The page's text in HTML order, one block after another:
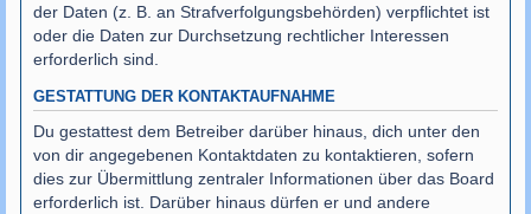
der Daten (z. B. an Strafverfolgungsbehörden) verpflichtet ist
oder die Daten zur Durchsetzung rechtlicher Interessen
erforderlich sind.
GESTATTUNG DER KONTAKTAUFNAHME
Du gestattest dem Betreiber darüber hinaus, dich unter den
von dir angegebenen Kontaktdaten zu kontaktieren, sofern
dies zur Übermittlung zentraler Informationen über das Board
erforderlich ist. Darüber hinaus dürfen er und andere